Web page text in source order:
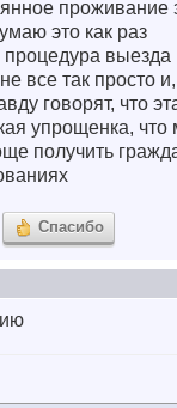
проживание
это как раз
выезда
все так просто и,
говорят, что
упрощенка, что
получить
Спасибо